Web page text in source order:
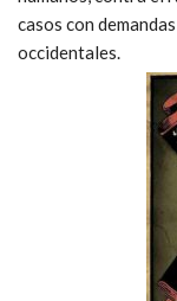
casos con
occidentales.